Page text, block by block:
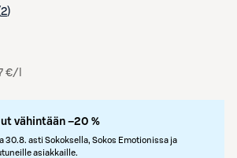
arvioihin
2
€/l
vähintään –20 %
30.8. asti Sokoksella, Sokos Emotionissa ja
asiakkaille.